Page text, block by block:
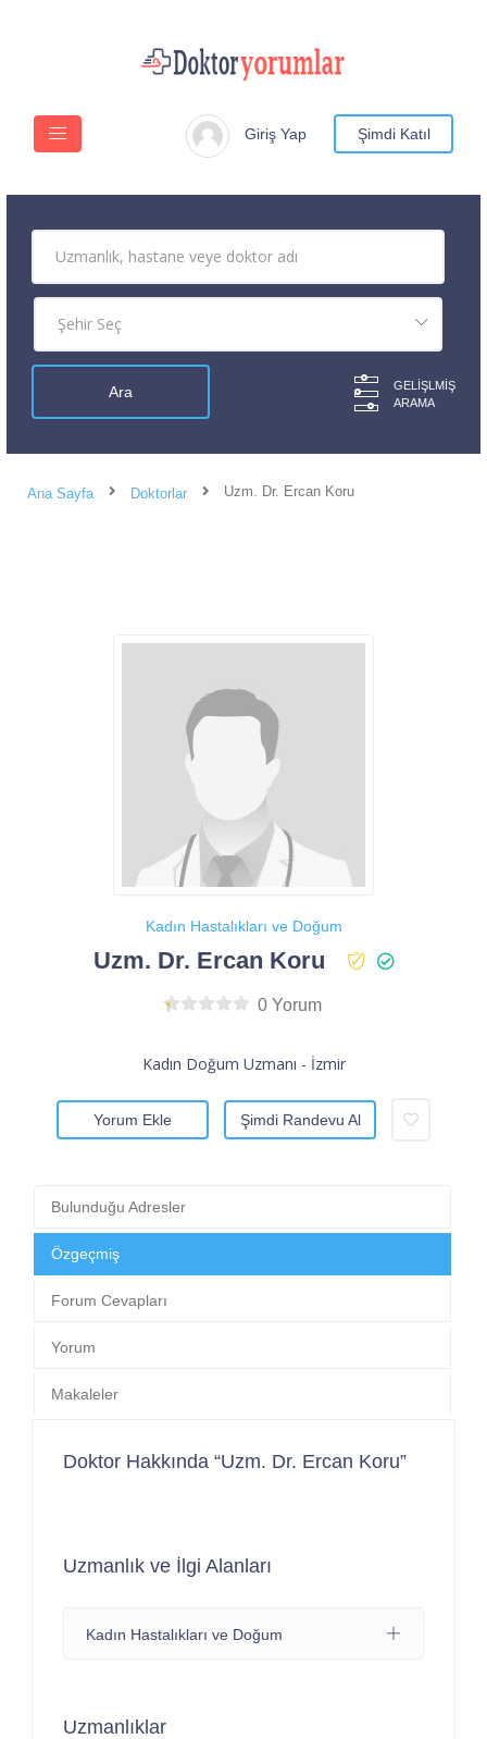
Giriş Yap Şimdi Katıl
GELIŞLMIŞ
ARAMA
Ana Sayfa Doktorlar Uzm. Dr. Ercan Koru
Kadın Hastalıkları ve Doğum
Uzm. Dr. Ercan Koru
0 Yorum
Kadın Doğum Uzmanı - İzmir
Yorum Ekle Şimdi Randevu Al
Bulunduğu Adresler
Özgeçmiş
Forum Cevapları
Yorum
Makaleler
Doktor Hakkında “Uzm. Dr. Ercan Koru”
Uzmanlık ve İlgi Alanları
Kadın Hastalıkları ve Doğum
Uzmanlıklar